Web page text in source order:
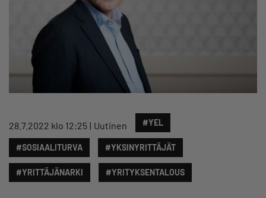
28.7.2022 klo 12:25 Uutinen #YEL
#SOSIAALITURVA #YKSINYRITTÄJÄT
#YRITTÄJÄNARKI #YRITYKSENTALOUS